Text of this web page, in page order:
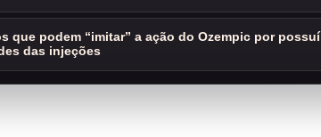
que podem “imitar” a ação do Ozempic por
das injeções